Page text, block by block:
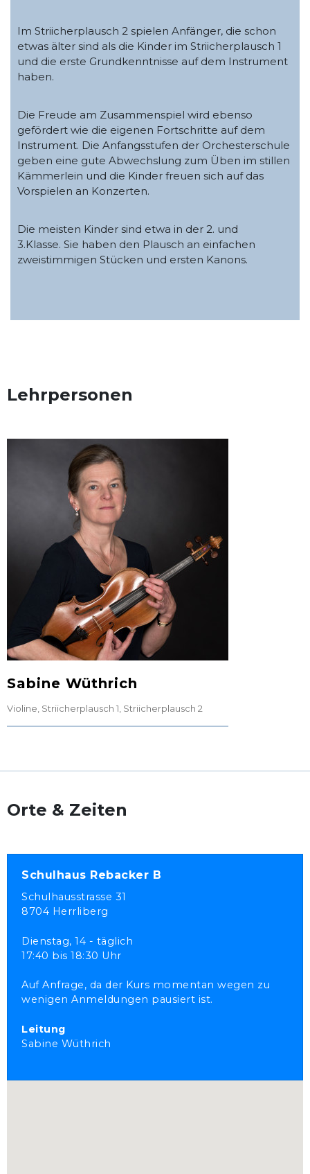
Im Striicherplausch 2 spielen Anfänger, die schon
etwas älter sind als die Kinder im Striicherplausch 1
und die erste Grundkenntnisse auf dem Instrument
haben.
Die Freude am Zusammenspiel wird ebenso
gefördert wie die eigenen Fortschritte auf dem
Instrument. Die Anfangsstufen der Orchesterschule
geben eine gute Abwechslung zum Üben im stillen
Kämmerlein und die Kinder freuen sich auf das
Vorspielen an Konzerten.
Die meisten Kinder sind etwa in der 2. und
3.Klasse. Sie haben den Plausch an einfachen
zweistimmigen Stücken und ersten Kanons.
Lehrpersonen
Sabine Wüthrich
Violine Striicherplausch 1 Striicherplausch 2
Orte & Zeiten
Schulhaus Rebacker B
Schulhausstrasse 31
8704 Herrliberg
Dienstag, 14 - täglich
17:40 bis 18:30 Uhr
Auf Anfrage, da der Kurs momentan wegen zu
wenigen Anmeldungen pausiert ist.
Leitung
Sabine Wüthrich